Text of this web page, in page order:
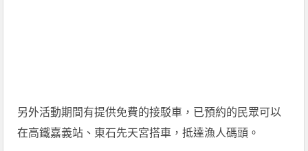
另外活動期間有提供免費的接駁車，已預約的民眾可以
在高鐵嘉義站、東石先天宮搭車，抵達漁人碼頭。